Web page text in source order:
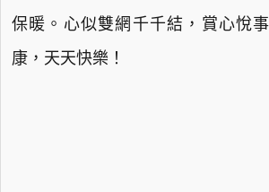
保暖。心似雙網千千結，賞心悅
康，天天快樂！